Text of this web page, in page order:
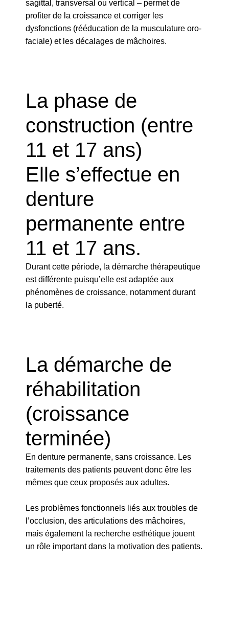
sagittal, transversal ou vertical – permet de
profiter de la croissance et corriger les
dysfonctions (rééducation de la musculature oro-
faciale) et les décalages de mâchoires.
La phase de
construction (entre
11 et 17 ans)
Elle s’effectue en
denture
permanente entre
11 et 17 ans.
Durant cette période, la démarche thérapeutique
est différente puisqu’elle est adaptée aux
phénomènes de croissance, notamment durant
la puberté.
La démarche de
réhabilitation
(croissance
terminée)
En denture permanente, sans croissance. Les
traitements des patients peuvent donc être les
mêmes que ceux proposés aux adultes.
Les problèmes fonctionnels liés aux troubles de
l’occlusion, des articulations des mâchoires,
mais également la recherche esthétique jouent
un rôle important dans la motivation des patients.